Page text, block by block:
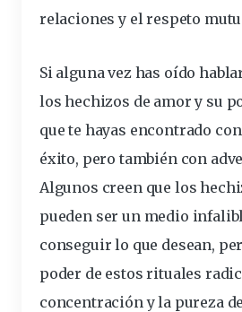
relaciones y el respeto
Si alguna vez has oído
los hechizos de amor y su
que te hayas encontrado
éxito, pero también con
Algunos creen que los
pueden ser un medio
conseguir lo que desean,
poder de estos rituales
concentración y la pureza